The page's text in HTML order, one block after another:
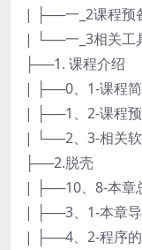
| ├──一_2课程预
| └──一_3相关工
├──1. 课程介绍
| ├──0、1-课程
| ├──1、2-课程
| └──2、3-相关
├──2.脱壳
| ├──10、8-本章
| ├──3、1-本章
| ├──4、2-程序